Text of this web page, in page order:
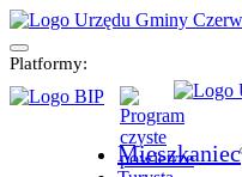
Platformy:
Mieszkaniec